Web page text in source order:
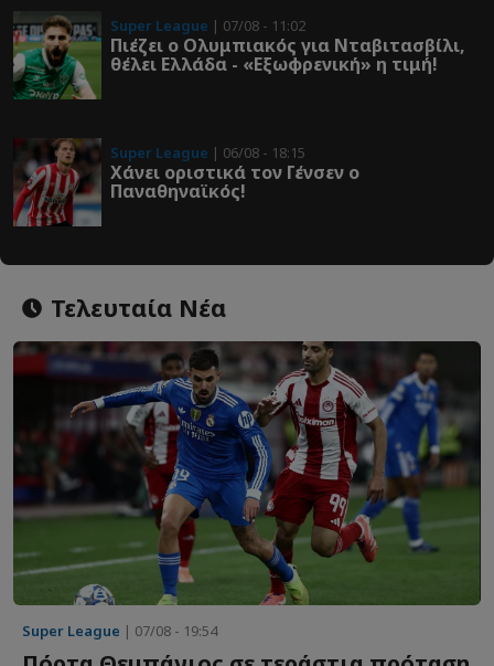
Super League | 07/08 - 11:02
Πιέζει ο Ολυμπιακός για Νταβιτασβίλι,
θέλει Ελλάδα - «Εξωφρενική» η τιμή!
Super League | 06/08 - 18:15
Χάνει οριστικά τον Γένσεν ο
Παναθηναϊκός!
Τελευταία Νέα
Super League | 07/08 - 19:54